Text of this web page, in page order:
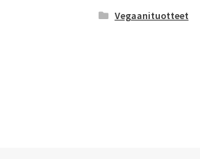
Vegaanituotteet